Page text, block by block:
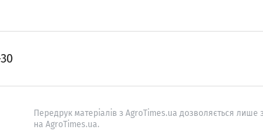
Передрук матеріалів з AgroTimes.ua дозволяється
на AgroTimes.ua.